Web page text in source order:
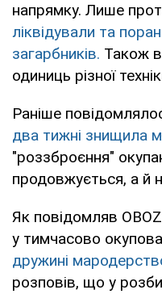
напрямку. Лише
ліквідували та
загарбників. Також
одиниць різної
Раніше
два тижні знищила
"роззброєння"
продовжується, а й
Як повідомляв
у тимчасово
дружині
розповів, що у